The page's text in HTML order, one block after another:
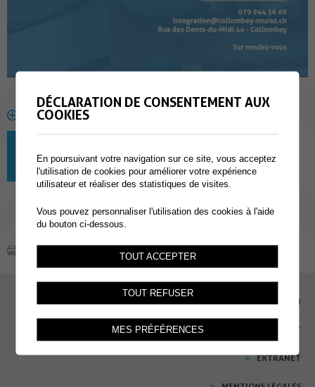
EN SAVOIR PLUS
Cours pour adultes : ne restez pas spectateur,
devenez acteur ...
EMPLOI
CONTACT
EXTRANET
DÉCLARATION DE CONSENTEMENT AUX
COOKIES
En poursuivant votre navigation sur ce site, vous acceptez
l'utilisation de cookies pour améliorer votre expérience
utilisateur et réaliser des statistiques de visites.
Vous pouvez personnaliser l'utilisation des cookies à l'aide
du bouton ci-dessous.
TOUT ACCEPTER
TOUT REFUSER
MES PRÉFÉRENCES